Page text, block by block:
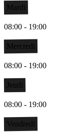
Mardi
08:00 - 19:00
Mercredi
08:00 - 19:00
Jeudi
08:00 - 19:00
Vendredi